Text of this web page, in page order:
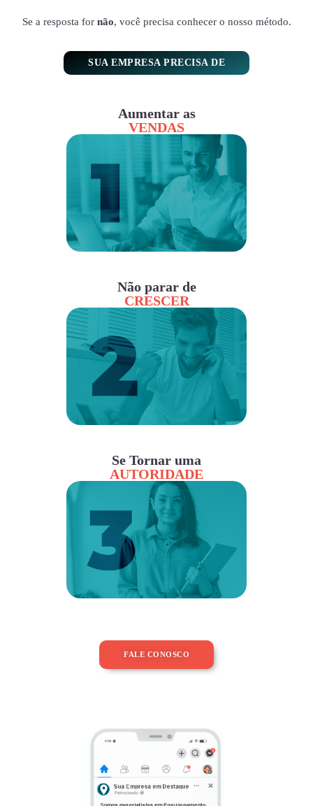
Se a resposta for não, você precisa conhecer o nosso método.
SUA EMPRESA PRECISA DE
Aumentar as
VENDAS
Não parar de
CRESCER
Se Tornar uma
AUTORIDADE
FALE CONOSCO